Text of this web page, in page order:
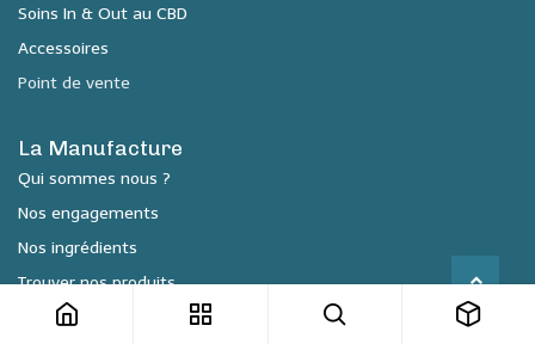
Soins In & Out au CBD
Accessoires
Point de vente
La Manufacture
Qui sommes nous ?
Nos engagements
Nos ingrédients
Trouver nos produits
Espace Presse